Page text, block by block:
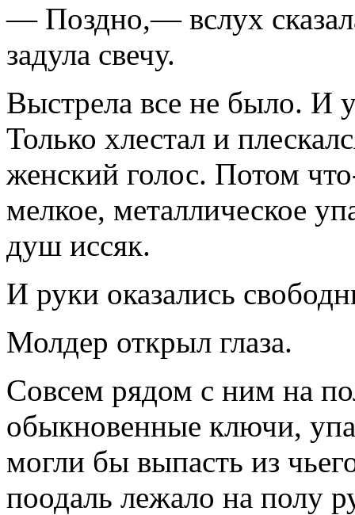
— Поздно,— вслух
задула свечу.
Выстрела все не было. И
Только хлестал и
женский голос. Потом
мелкое, металлическое
душ иссяк.
И руки оказались
Молдер открыл глаза.
Совсем рядом с ним на
обыкновенные ключи,
могли бы выпасть из
поодаль лежало на полу